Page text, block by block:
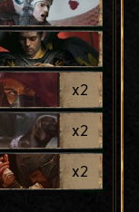
x2
x2
x2